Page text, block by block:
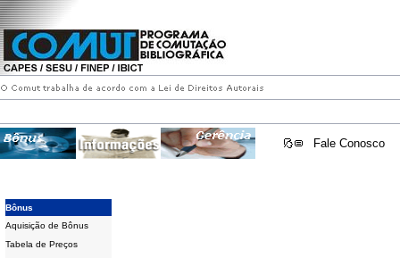
Fale Conosco
Bônus
Aquisição de Bônus
Tabela de Preços